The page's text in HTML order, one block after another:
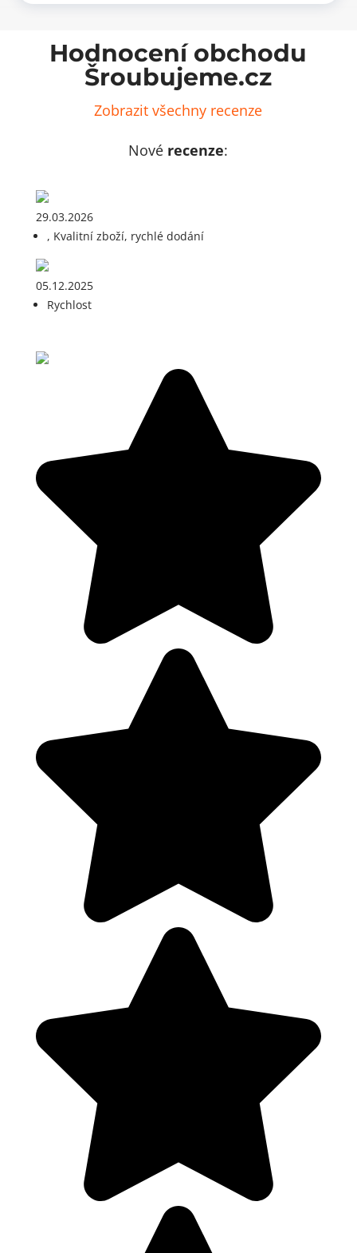
Hodnocení obchodu
Šroubujeme.cz
Zobrazit všechny recenze
Nové recenze:
29.03.2026
, Kvalitní zboží, rychlé dodání
05.12.2025
Rychlost